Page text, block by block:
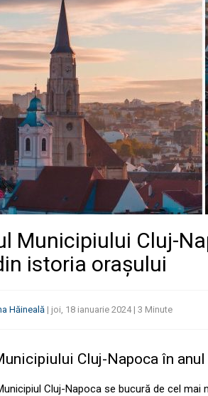
Municipiului Cluj-
istoria orașului
Hăineală | joi, 18 ianuarie 2024| 3 Minute
Cluj-Napoca în
Cluj-Napoca se bucură de cel